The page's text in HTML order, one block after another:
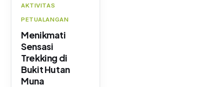
AKTIVITAS
PETUALANGAN
Menikmati
Sensasi
Trekking di
Bukit Hutan
Muna